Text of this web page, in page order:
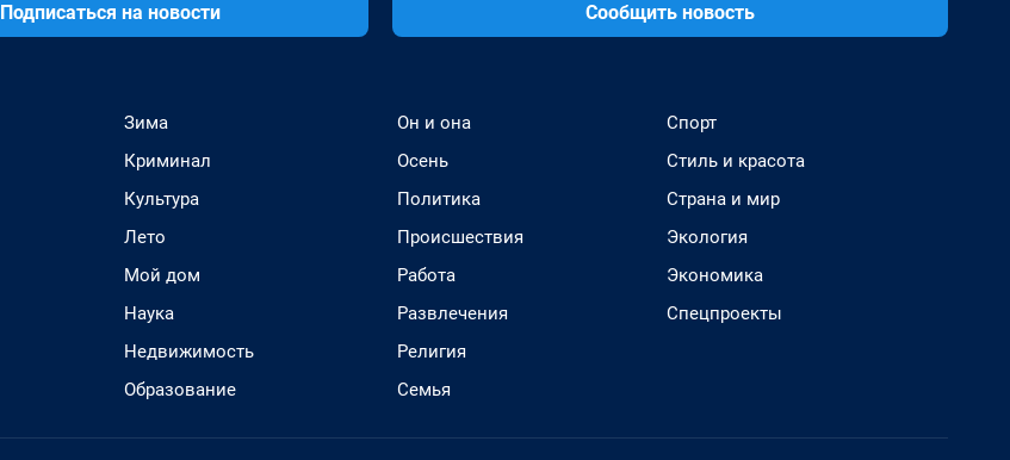
Подписаться на новости Сообщить новость
Зима
Криминал
Культура
Лето
Мой дом
Наука
Недвижимость
Образование
Он и она
Осень
Политика
Происшествия
Работа
Развлечения
Религия
Семья
Спорт
Стиль и красота
Страна и мир
Экология
Экономика
Спецпроекты